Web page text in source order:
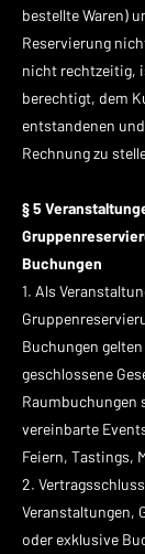
bestellte Waren)
Reservierung
nicht rechtzeitig,
berechtigt, dem
entstandenen
Rechnung zu
§ 5
Buchungen
1. Als
Buchungen
geschlossene
Raumbuchungen
vereinbarte
Feiern, Tastings,
2.
Veranstaltungen,
oder exklusive